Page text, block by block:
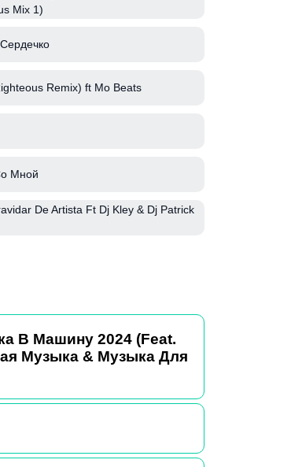
Mix 1)
Remix) ft Mo Beats
Мной
De Artista Ft Dj Kley & Dj Patrick
В Машину 2024 (Feat.
Музыка & Музыка Для